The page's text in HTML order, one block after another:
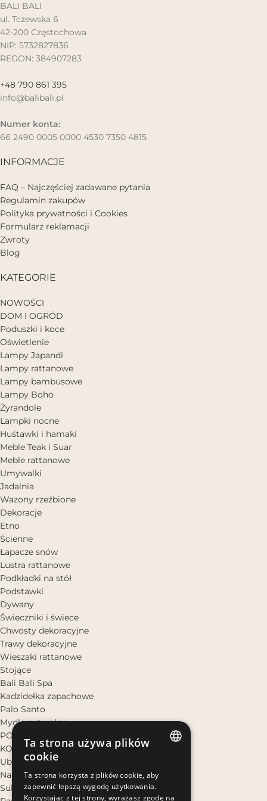
BALI BALI
ul. Tczewska 6
42-200 Częstochowa
NIP: 5732827836
REGON: 384907283
+48 790 861 395
info@balibali.pl
Numer konta:
66 2490 0005 0000 4530 7350 4815
INFORMACJE
FAQ – Najczęściej zadawane pytania
Regulamin zakupów
Polityka prywatności i Cookies
Formularz reklamacji
Zwroty
Blog
KATEGORIE
NOWOŚCI
DOM I OGRÓD
Poduszki i koce
Oświetlenie
Lampy Japandi
Lampy rattanowe
Lampy bambusowe
Lampy Boho
Żyrandole
Lampki nocne
Huśtawki i hamaki
Meble Teak i Suar
Meble rattanowe
Umywalki
Jadalnia
Wazony rzeźbione
Dekoracje
Etno
Ścienne
Łapacze snów
Lustra rattanowe
Podkładki na stół
Podstawki
Dywany
Świeczniki i świece
Chwosty dekoracyjne
Trawy dekoracyjne
Wieszaki rattanowe
Stojące
Bali Bali Spa
Kadzidełka zapachowe
Palo Santo
Mydła naturalne
POMYSŁ NA PREZENT
KOBIETA
Ubrania
Narzutki plażowe
Sukienki Boho
POLISH
Ta strona używa plików
cookie
Ta strona korzysta z plików cookie, aby
zapewnić lepszą wygodę użytkowania.
Korzystając z tej strony, wyrażasz zgodę na